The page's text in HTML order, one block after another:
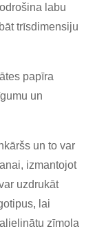
labu
trīsdimensiju
papīra
un
un to var
izmantojot
uzdrukāt
lai
zīmola